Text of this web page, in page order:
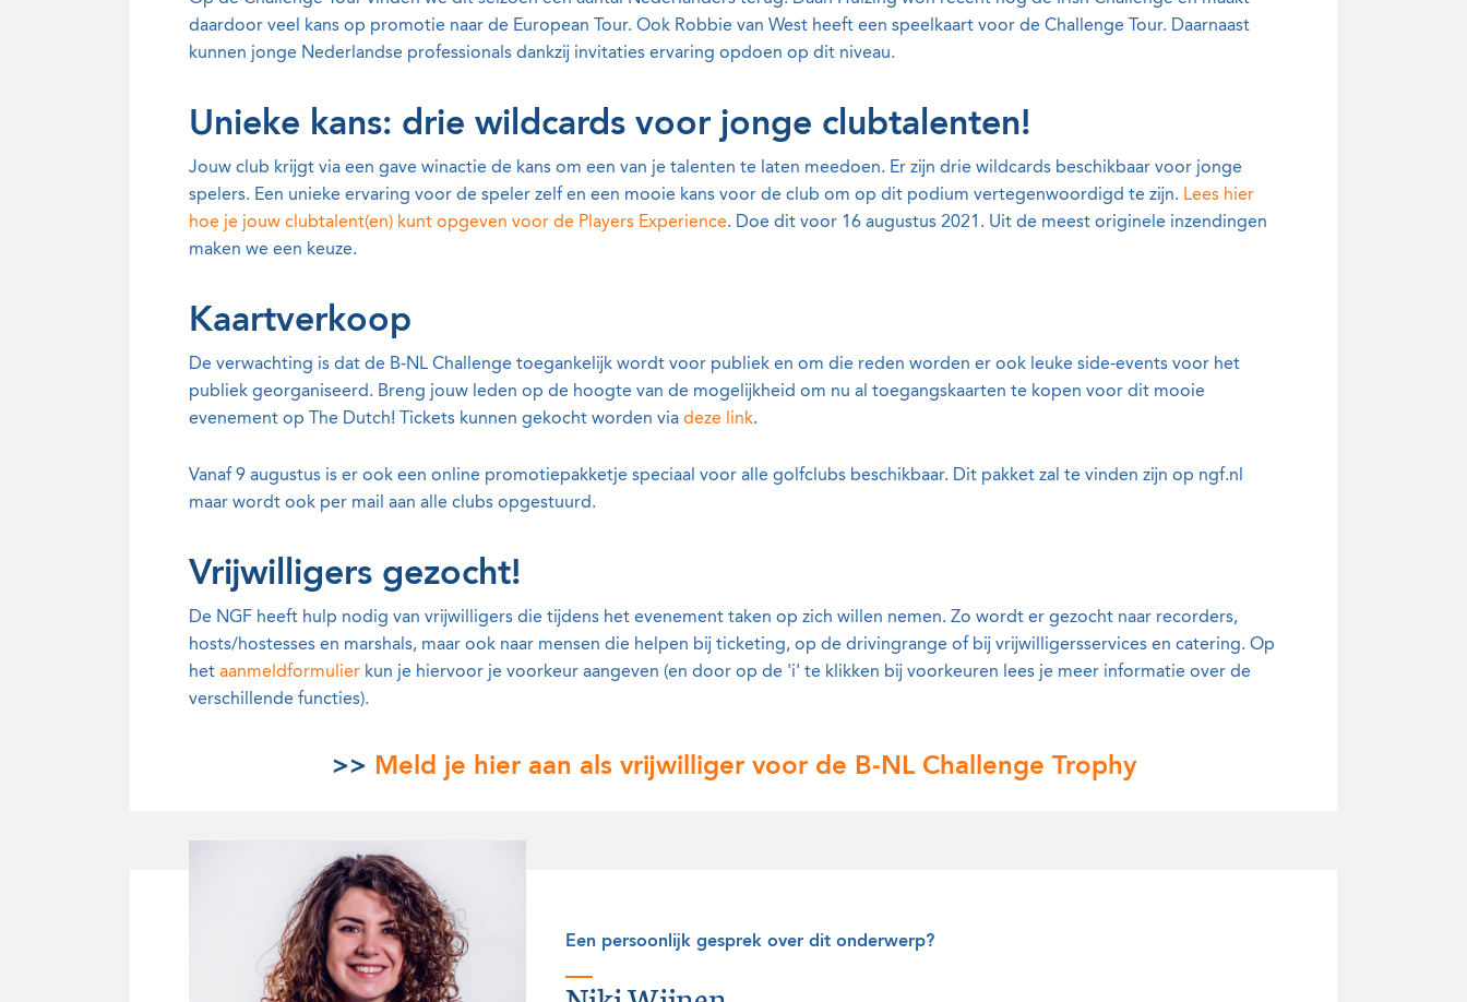
daardoor veel kans op promotie naar de European Tour. Ook Robbie van West heeft een speelkaart voor de Challenge Tour. Daarnaast
kunnen jonge Nederlandse professionals dankzij invitaties ervaring opdoen op dit niveau.
Unieke kans: drie wildcards voor jonge clubtalenten!
Jouw club krijgt via een gave winactie de kans om een van je talenten te laten meedoen. Er zijn drie wildcards beschikbaar voor jonge
spelers. Een unieke ervaring voor de speler zelf en een mooie kans voor de club om op dit podium vertegenwoordigd te zijn. Lees hier
hoe je jouw clubtalent(en) kunt opgeven voor de Players Experience. Doe dit voor 16 augustus 2021. Uit de meest originele inzendingen
maken we een keuze.
Kaartverkoop
De verwachting is dat de B-NL Challenge toegankelijk wordt voor publiek en om die reden worden er ook leuke side-events voor het
publiek georganiseerd. Breng jouw leden op de hoogte van de mogelijkheid om nu al toegangskaarten te kopen voor dit mooie
evenement op The Dutch! Tickets kunnen gekocht worden via deze link.
Vanaf 9 augustus is er ook een online promotiepakketje speciaal voor alle golfclubs beschikbaar. Dit pakket zal te vinden zijn op ngf.nl
maar wordt ook per mail aan alle clubs opgestuurd.
Vrijwilligers gezocht!
De NGF heeft hulp nodig van vrijwilligers die tijdens het evenement taken op zich willen nemen. Zo wordt er gezocht naar recorders,
hosts/hostesses en marshals, maar ook naar mensen die helpen bij ticketing, op de drivingrange of bij vrijwilligersservices en catering. Op
het aanmeldformulierkun je hiervoor je voorkeur aangeven (en door op de 'i' te klikken bij voorkeuren lees je meer informatie over de
verschillende functies).
>> Meld je hier aan als vrijwilliger voor de B-NL Challenge Trophy
Een persoonlijk gesprek over dit onderwerp?